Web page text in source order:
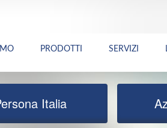
PRODOTTI SERVIZI
Italia